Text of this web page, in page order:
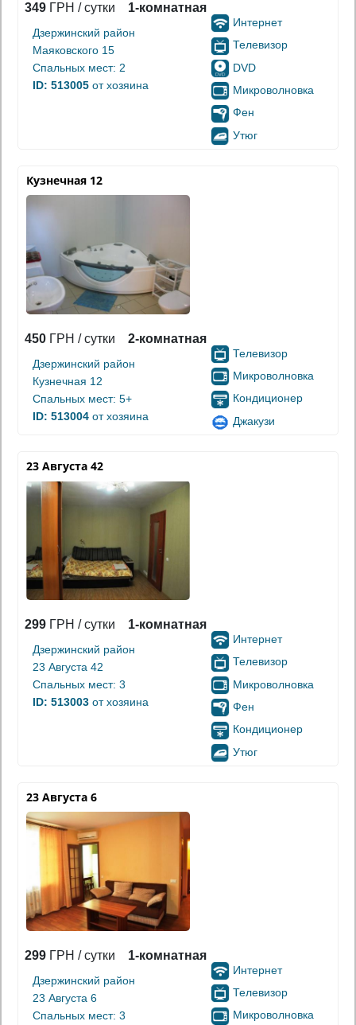
349 ГРН / сутки 1-комнатная
Дзержинский район
Маяковского 15
Спальных мест: 2
ID: 513005 от хозяина
Интернет
Телевизор
DVD
Микроволновка
Фен
Утюг
Кузнечная 12
450 ГРН / сутки 2-комнатная
Дзержинский район
Кузнечная 12
Спальных мест: 5+
ID: 513004 от хозяина
Телевизор
Микроволновка
Кондиционер
Джакузи
23 Августа 42
299 ГРН / сутки 1-комнатная
Дзержинский район
23 Августа 42
Спальных мест: 3
ID: 513003 от хозяина
Интернет
Телевизор
Микроволновка
Фен
Кондиционер
Утюг
23 Августа 6
299 ГРН / сутки 1-комнатная
Дзержинский район
23 Августа 6
Спальных мест: 3
Интернет
Телевизор
Микроволновка